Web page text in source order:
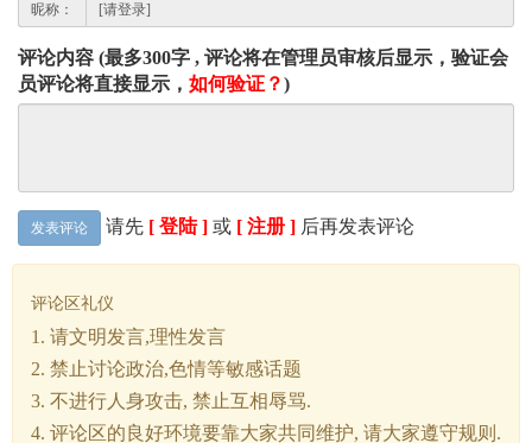
昵称：
评论内容 (最多300字 , 评论将在管理员审核后显示，验证会
员评论将直接显示， 如何验证？)
发表评论 请先 [ 登陆 ] 或 [ 注册 ] 后再发表评论
评论区礼仪
1. 请文明发言,理性发言
2. 禁止讨论政治,色情等敏感话题
3. 不进行人身攻击, 禁止互相辱骂.
4. 评论区的良好环境要靠大家共同维护, 请大家遵守规则.